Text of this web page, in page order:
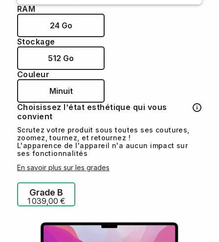
RAM
24 Go
Stockage
512 Go
Couleur
Minuit
Choisissez l’état esthétique qui vous
convient
Scrutez votre produit sous toutes ses coutures,
zoomez, tournez, et retournez !
L'apparence de l'appareil n'a aucun impact sur
ses fonctionnalités
En savoir plus sur les grades
Grade B
1 039,00 €